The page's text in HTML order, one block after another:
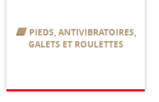
PIEDS, ANTIVIBRATOIRES,
GALETS ET ROULETTES